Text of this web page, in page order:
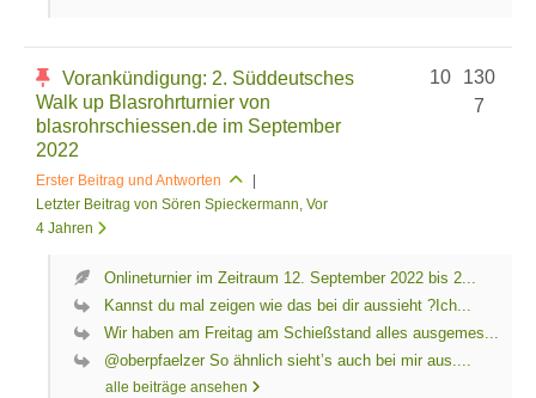
Vorankündigung: 2. Süddeutsches
Walk up Blasrohrturnier von
blasrohrschiessen.de im September
2022
Erster Beitrag und Antworten
|
Letzter Beitrag von Sören Spieckermann , Vor
4 Jahren
130
7
10
Onlineturnier im Zeitraum 12. September 2022 bis 2...
Kannst du mal zeigen wie das bei dir aussieht ?Ich...
Wir haben am Freitag am Schießstand alles ausgemes...
@oberpfaelzer So ähnlich sieht’s auch bei mir aus....
alle beiträge ansehen